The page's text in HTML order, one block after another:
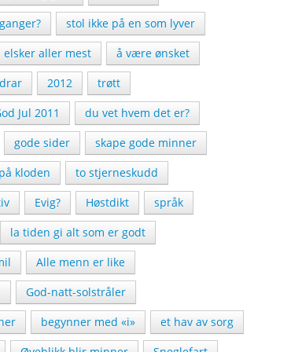
stol ikke på en som lyver
elsker aller mest
å være ønsket
2012
trøtt
Jul 2011
du vet hvem det er?
gode sider
skape gode minner
kloden
to stjerneskudd
Evig? Høstdikt
språk
la tiden gi alt som er godt
Alle menn er like
God-natt-solstråler
begynner med «i»
et hav av sorg